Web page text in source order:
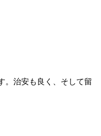
。治安も良く、そして留